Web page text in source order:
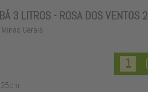
3 LITROS - ROSA DOS VENTOS 2
Gerais